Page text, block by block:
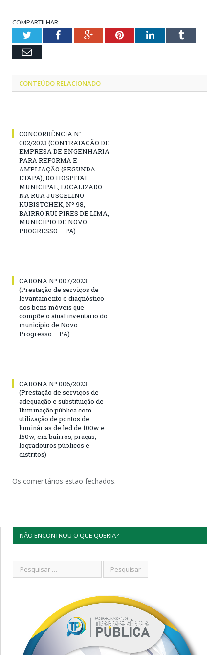
COMPARTILHAR:
TwitterFacebookGoogle+PinterestLinkedInTumblr
Email
CONTEÚDO RELACIONADO
CONCORRÊNCIA N°
002/2023 (CONTRATAÇÃO DE
EMPRESA DE ENGENHARIA
PARA REFORMA E
AMPLIAÇÃO (SEGUNDA
ETAPA), DO HOSPITAL
MUNICIPAL, LOCALIZADO
NA RUA JUSCELINO
KUBISTCHEK, Nº 98,
BAIRRO RUI PIRES DE LIMA,
MUNICÍPIO DE NOVO
PROGRESSO – PA)
CARONA Nº 007/2023
(Prestação de serviços de
levantamento e diagnóstico
dos bens móveis que
compõe o atual inventário do
município de Novo
Progresso – PA)
CARONA Nº 006/2023
(Prestação de serviços de
adequação e substituição de
Iluminação pública com
utilização de pontos de
luminárias de led de 100w e
150w, em bairros, praças,
logradouros públicos e
distritos)
Os comentários estão fechados.
NÃO ENCONTROU O QUE QUERIA?